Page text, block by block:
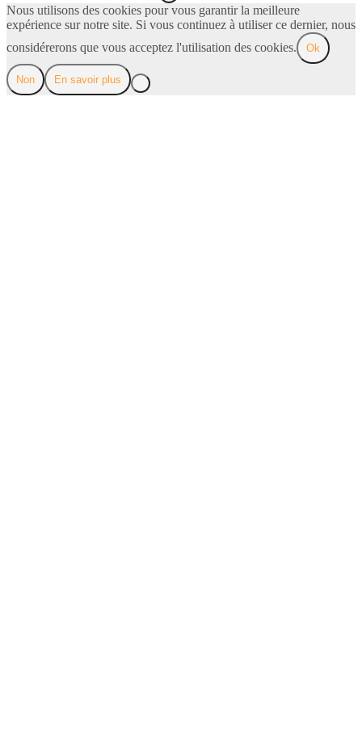
Nous utilisons des cookies pour vous garantir la meilleure
expérience sur notre site. Si vous continuez à utiliser ce dernier, nous
considérerons que vous acceptez l'utilisation des cookies.
Ok
Non En savoir plus